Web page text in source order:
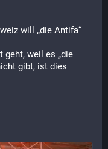
will „die Antifa“
geht, weil es „die
gibt, ist dies